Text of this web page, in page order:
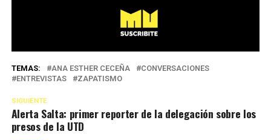
TEMAS: ANA ESTHER CECEÑA
CONVERSACIONES
ENTREVISTAS
ZAPATISMO
SIGUIENTE
Alerta Salta: primer reporter de la delegación sobre los
presos de la UTD